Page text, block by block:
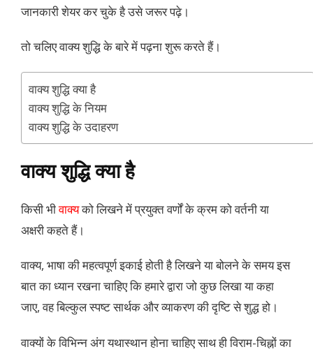
जानकारी शेयर कर चुके है उसे जरूर पढ़े।
तो चलिए वाक्य शुद्धि के बारे में पढ़ना शुरू करते हैं।
वाक्य शुद्धि क्या है
वाक्य शुद्धि के नियम
वाक्य शुद्धि के उदाहरण
वाक्य शुद्धि क्या है
किसी भीवाक्यको लिखने में प्रयुक्त वर्णों के क्रम को वर्तनी या
अक्षरी कहते हैं।
वाक्य, भाषा की महत्वपूर्ण इकाई होती है लिखने या बोलने के समय इस
बात का ध्यान रखना चाहिए कि हमारे द्वारा जो कुछ लिखा या कहा
जाए, वह बिल्कुल स्पष्ट सार्थक और व्याकरण की दृष्टि से शुद्ध हो।
वाक्यों के विभिन्न अंग यथास्थान होना चाहिए साथ ही विराम-चिह्नों का